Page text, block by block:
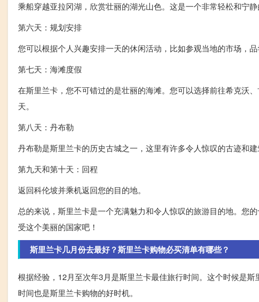
乘船穿越亚拉冈湖，欣赏壮丽的湖光山色。这是一个非常轻松和宁
第六天：规划安排
您可以根据个人兴趣安排一天的休闲活动，比如参观当地的市场，品
第七天：海滩度假
在斯里兰卡，您不可错过的是壮丽的海滩。您可以选择前往希克沃
天。
第八天：丹布勒
丹布勒是斯里兰卡的历史古城之一，这里有许多令人惊叹的古迹和
第九天和第十天：回程
返回科伦坡并乘机返回您的目的地。
总的来说，斯里兰卡是一个充满魅力和令人惊叹的旅游目的地。您
受这个美丽的国家吧！
斯里兰卡几月份去最好？斯里兰卡购物必买清单有哪些？
根据经验，12月至次年3月是斯里兰卡最佳旅行时间。这个时候是
时间也是斯里兰卡购物的好时机。